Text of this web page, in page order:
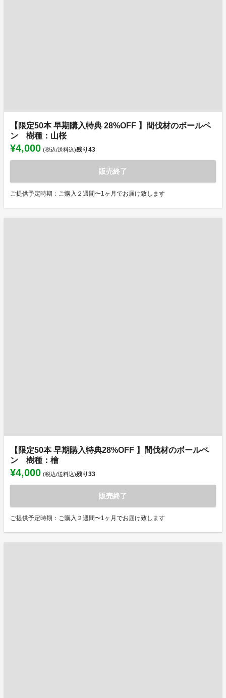
【限定50本 早期購入特典 28%OFF 】間伐材のボールペ
ン 樹種：山桜
¥4,000 (税込/送料込)残り43
販売終了
ご提供予定時期：ご購入２週間〜1ヶ月でお届け致します
【限定50本 早期購入特典28%OFF 】間伐材のボールペ
ン 樹種：檜
¥4,000 (税込/送料込)残り33
販売終了
ご提供予定時期：ご購入２週間〜1ヶ月でお届け致します